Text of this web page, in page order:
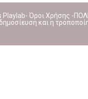
Όροι Χρήσης -
και η